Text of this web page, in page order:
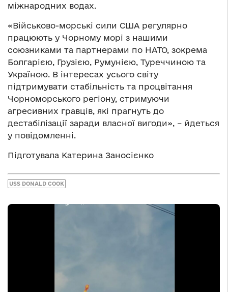
міжнародних водах.
«Військово-морські сили США регулярно
працюють у Чорному морі з нашими
союзниками та партнерами по НАТО, зокрема
Болгарією, Грузією, Румунією, Туреччиною та
Україною. В інтересах усього світу
підтримувати стабільність та процвітання
Чорноморського регіону, стримуючи
агресивних гравців, які прагнуть до
дестабілізації заради власної вигоди», – йдеться
у повідомленні.
Підготувала Катерина Заносієнко
USS DONALD COOK